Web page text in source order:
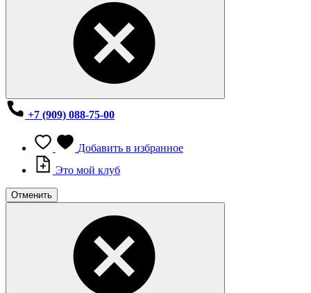
+7 (909) 088-75-00
Добавить в избранное
Это мой клуб
Отменить